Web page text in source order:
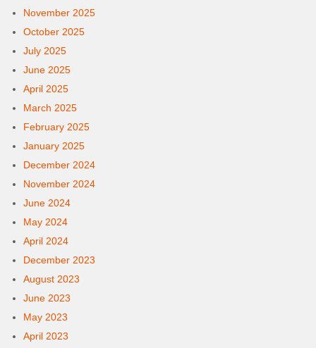
November 2025
October 2025
July 2025
June 2025
April 2025
March 2025
February 2025
January 2025
December 2024
November 2024
June 2024
May 2024
April 2024
December 2023
August 2023
June 2023
May 2023
April 2023